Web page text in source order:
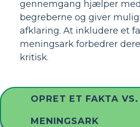
gennemgang hjælper
begreberne og giver
afklaring. At inkludere et
meningsark forbedrer
kritisk.
OPRET ET FAKTA VS.
MENINGSARK